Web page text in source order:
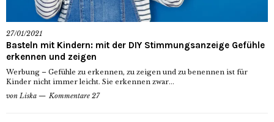
27/01/2021
Basteln mit Kindern: mit der DIY Stimmungsanzeige Gefühle
erkennen und zeigen
Werbung – Gefühle zu erkennen, zu zeigen und zu benennen ist für
Kinder nicht immer leicht. Sie erkennen zwar...
von Liska Kommentare 27